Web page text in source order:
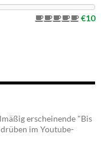
€10
erscheinende "Bis
im Youtube-